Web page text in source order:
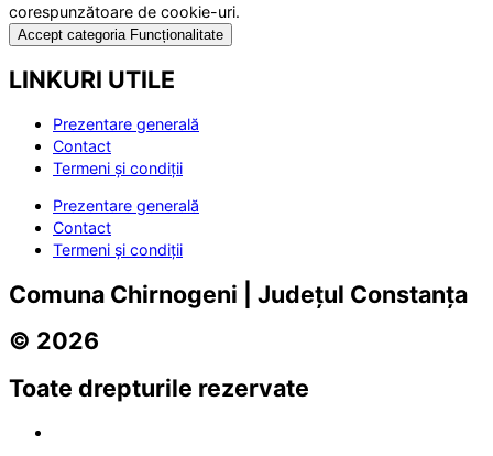
corespunzătoare de cookie-uri.
Accept categoria Funcționalitate
LINKURI UTILE
Prezentare generală
Contact
Termeni și condiții
Prezentare generală
Contact
Termeni și condiții
Comuna Chirnogeni | Județul Constanța
© 2026
Toate drepturile rezervate